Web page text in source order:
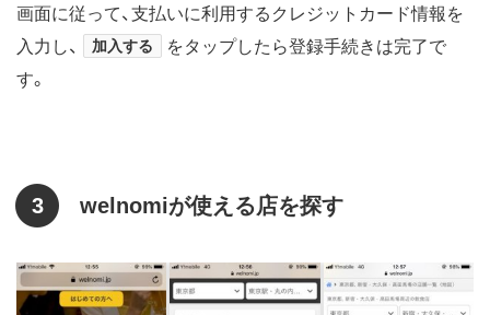
画面に従って、支払いに利用するクレジットカード情報を
入力し、
加入する
をタップしたら登録手続きは完了で
す。
3 welnomiが使える店を探す